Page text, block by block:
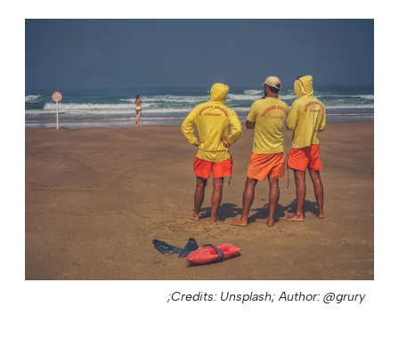
Credits: Unsplash; Author: @grury;